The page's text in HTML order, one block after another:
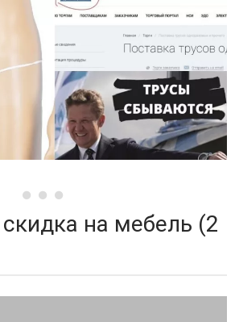
на мебель (2